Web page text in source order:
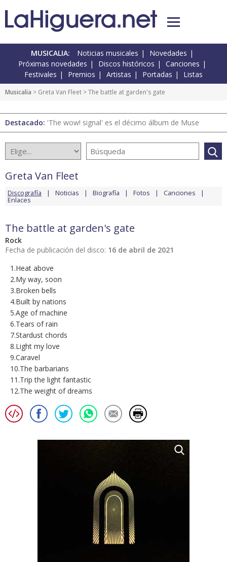
MUSICALIA: Noticias musicales
Novedades
Próximas novedades
Discos históricos
Canciones
Festivales
Premios Artistas Portadas Listas
Musicalia > Greta Van Fleet > The battle at garden's gate
Destacado: 'The wow! signal' es el décimo álbum de Muse
Greta Van Fleet
Discografía Noticias Biografía Fotos Canciones
Enlaces
The battle at garden's gate
Rock
Fecha de publicación del disco: 16 de abril de 2021
1.Heat above
2.My way, soon
3.Broken bells
4.Built by nations
5.Age of machine
6.Tears of rain
7.Stardust chords
8.Light my love
9.Caravel
10.The barbarians
11.Trip the light fantastic
12.The weight of dreams